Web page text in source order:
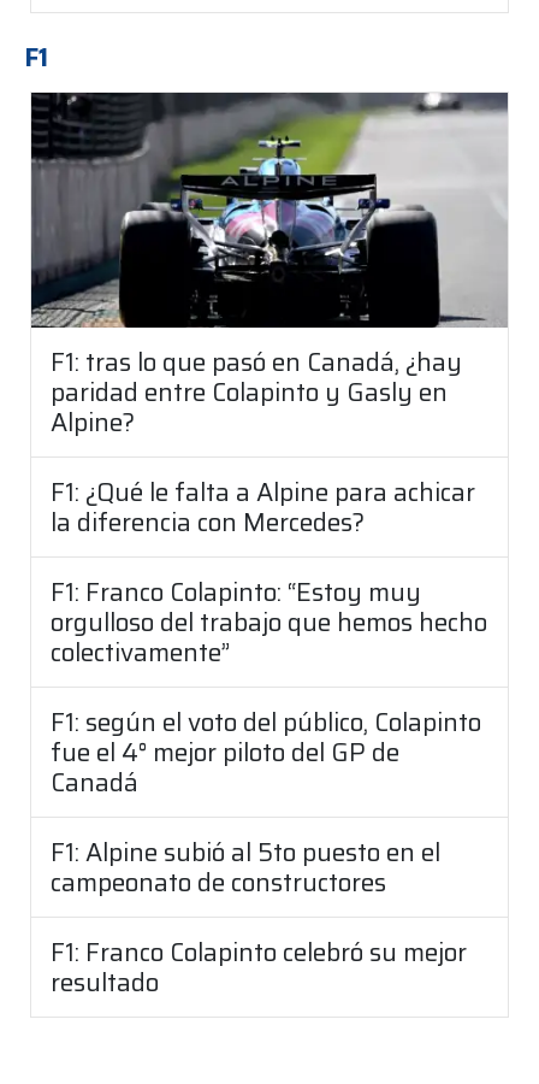
F1
F1: tras lo que pasó en Canadá, ¿hay
paridad entre Colapinto y Gasly en
Alpine?
F1: ¿Qué le falta a Alpine para achicar
la diferencia con Mercedes?
F1: Franco Colapinto: “Estoy muy
orgulloso del trabajo que hemos hecho
colectivamente”
F1: según el voto del público, Colapinto
fue el 4° mejor piloto del GP de
Canadá
F1: Alpine subió al 5to puesto en el
campeonato de constructores
F1: Franco Colapinto celebró su mejor
resultado